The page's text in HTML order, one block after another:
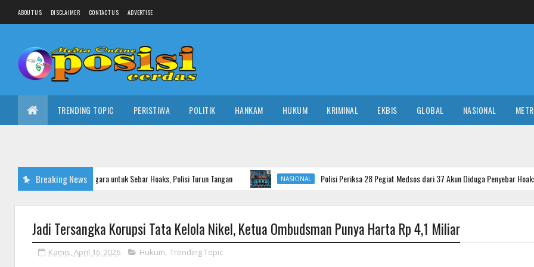
ABOUT US DISCLAIMER CONTACT US ADVERTISE
TRENDING TOPIC PERISTIWA POLITIK HANKAM HUKUM KRIMINAL EKBIS GLOBAL NASIONAL
Breaking News
Uang Negara untuk Sebar Hoaks, Polisi Turun Tangan NASIONAL Polisi Periksa 28 Pegiat Medsos dari 37 Akun Diduga Penyebar Hoaks Agustus, 9
Jadi Tersangka Korupsi Tata Kelola Nikel, Ketua Ombudsman Punya Harta Rp 4,1 Miliar
Kamis, April 16, 2026 Hukum, Trending Topic